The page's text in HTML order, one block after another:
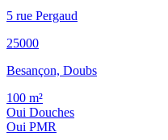
5 rue Pergaud
25000
Besançon, Doubs
100 m²
Oui Douches
Oui PMR